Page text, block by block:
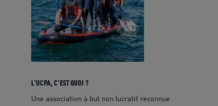
L'UCPA, C'EST QUOI ?
Une association à but non lucratif reconnue